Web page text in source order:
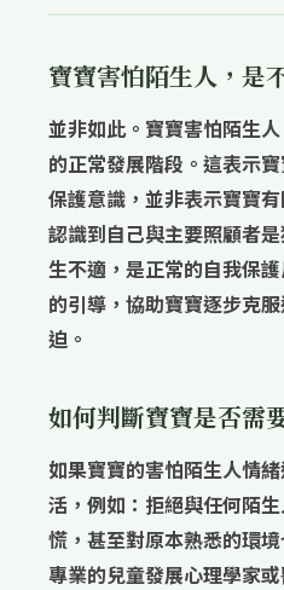
寶寶害怕陌生人，是
並非如此。寶寶害怕陌生
的正常發展階段。這表示
保護意識，並非表示寶寶
認識到自己與主要照顧者
生不適，是正常的自我保
的引導，協助寶寶逐步克
迫。
如何判斷寶寶是否需
如果寶寶的害怕陌生人情
活，例如：拒絕與任何陌
慌，甚至對原本熟悉的環
專業的兒童發展心理學家